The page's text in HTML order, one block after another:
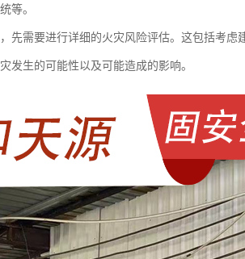
等。
先需要进行详细的火灾风险评估。这包括考
发生的可能性以及可能造成的影响。